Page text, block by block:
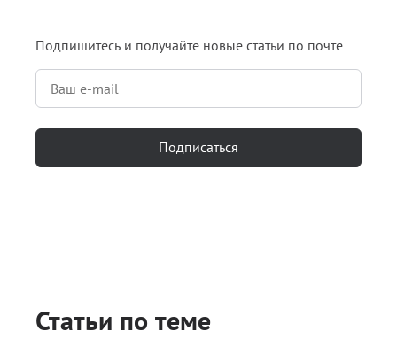
Подпишитесь и получайте новые статьи по почте
Подписаться
Статьи по теме